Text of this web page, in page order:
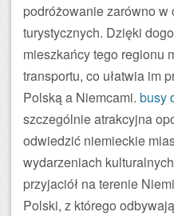
podróżowanie zarówno
turystycznych. Dzięki
mieszkańcy tego regionu
transportu, co ułatwia im
Polską a Niemcami. busy
szczególnie atrakcyjna
odwiedzić niemieckie
wydarzeniach
przyjaciół na terenie
Polski, z którego